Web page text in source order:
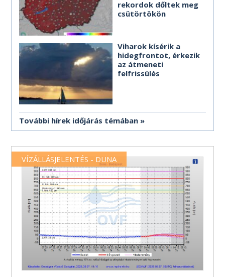
rekordok dőltek meg
csütörtökön
Viharok kísérik a
hidegfrontot, érkezik
az átmeneti
felfrissülés
További hírek időjárás témában
VÍZÁLLÁSJELENTÉS - DUNA